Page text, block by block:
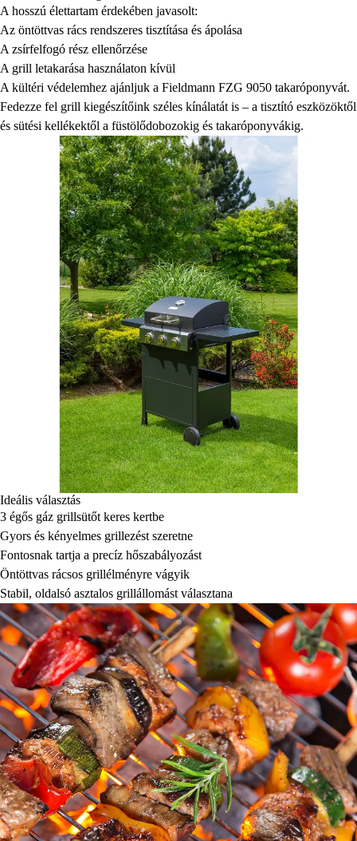
A hosszú élettartam érdekében javasolt:
Az öntöttvas rács rendszeres tisztítása és ápolása
A zsírfelfogó rész ellenőrzése
A grill letakarása használaton kívül
A kültéri védelemhez ajánljuk a Fieldmann FZG 9050 takaróponyvát.
Fedezze fel grill kiegészítőink széles kínálatát is – a tisztító eszközöktől
és sütési kellékektől a füstölődobozokig és takaróponyvákig.
Ideális választás
3 égős gáz grillsütőt keres kertbe
Gyors és kényelmes grillezést szeretne
Fontosnak tartja a precíz hőszabályozást
Öntöttvas rácsos grillélményre vágyik
Stabil, oldalsó asztalos grillállomást választana